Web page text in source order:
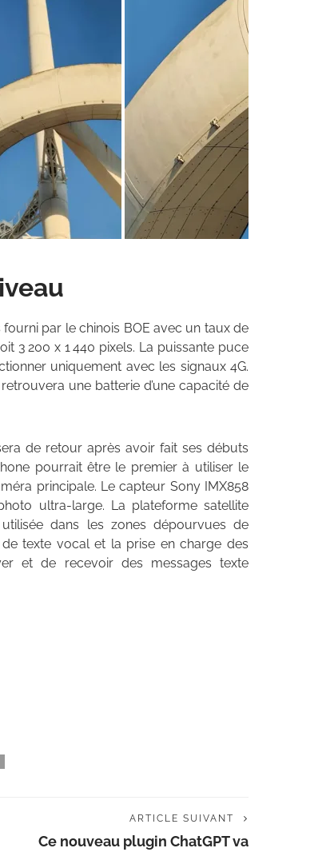
par le chinois BOE avec un taux de
3 200 x 1 440 pixels. La puissante puce
uniquement avec les signaux 4G.
une batterie d’une capacité de
de retour après avoir fait ses débuts
pourrait être le premier à utiliser le
principale. Le capteur Sony IMX858
ultra-large. La plateforme satellite
dans les zones dépourvues de
texte vocal et la prise en charge des
et de recevoir des messages texte
ARTICLE SUIVANT
Ce nouveau plugin ChatGPT va